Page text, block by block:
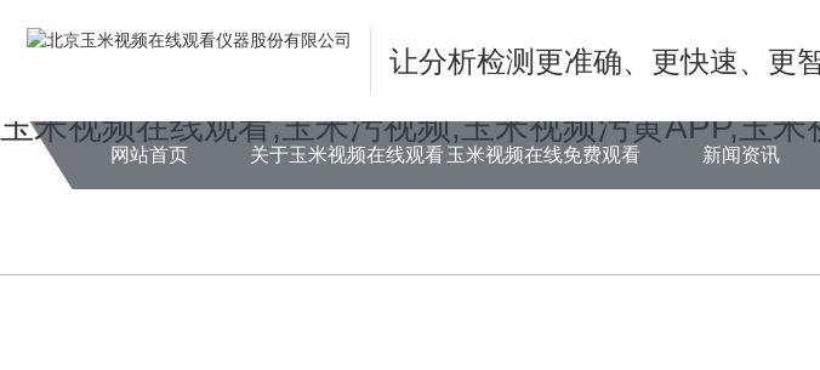
Warning: mkdir(): No space left on device in/www/wwwroot/X29X30Z1.COM/func.php
玉米视频在线观看,玉米污视频,玉米视频污黄APP,玉
让分析检测更准确、更快速、更
网站首页 关于玉米视频在线观看玉米视频在线免费观看 新闻资讯